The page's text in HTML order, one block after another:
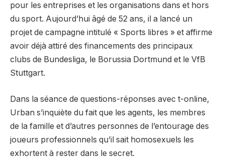
pour les entreprises et les organisations dans et hors
du sport. Aujourd’hui âgé de 52 ans, il a lancé un
projet de campagne intitulé « Sports libres » et affirme
avoir déjà attiré des financements des principaux
clubs de Bundesliga, le Borussia Dortmund et le VfB
Stuttgart.
Dans la séance de questions-réponses avec t-online,
Urban s’inquiète du fait que les agents, les membres
de la famille et d’autres personnes de l’entourage des
joueurs professionnels qu’il sait homosexuels les
exhortent à rester dans le secret.